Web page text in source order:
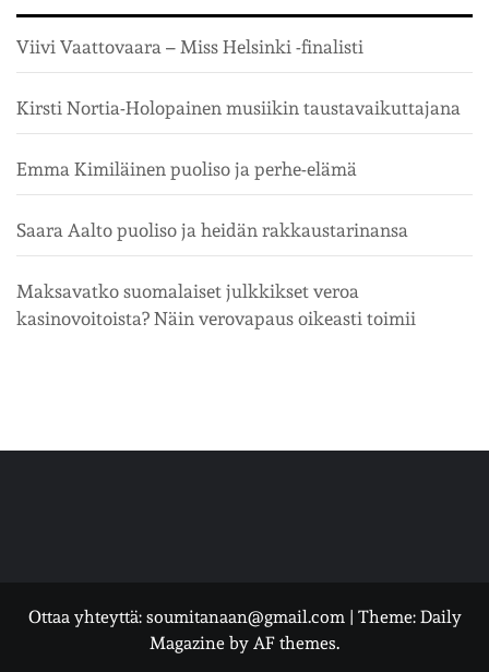
Viivi Vaattovaara – Miss Helsinki -finalisti
Kirsti Nortia-Holopainen musiikin taustavaikuttajana
Emma Kimiläinen puoliso ja perhe-elämä
Saara Aalto puoliso ja heidän rakkaustarinansa
Maksavatko suomalaiset julkkikset veroa
kasinovoitoista? Näin verovapaus oikeasti toimii
Ottaa yhteyttä: soumitanaan@gmail.com | Theme: Daily
Magazine by AF themes.